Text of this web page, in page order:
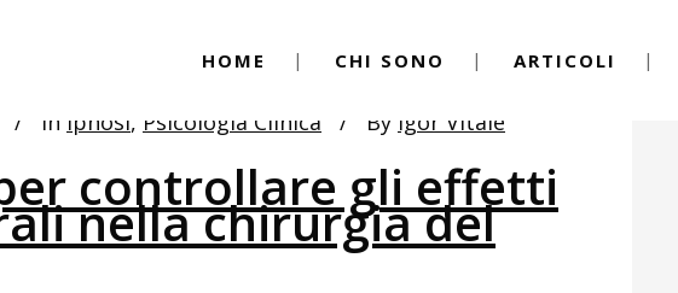
HOME CHI SONO ARTICOLI
In Ipnosi, Psicologia Clinica By Igor Vitale
controllare gli effetti
nella chirurgia del